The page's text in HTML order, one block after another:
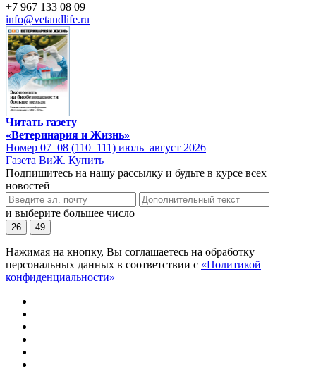
+7 967 133 08 09
info@vetandlife.ru
Читать газету
«Ветеринария и Жизнь»
Номер 07–08 (110–111) июль–август 2026
Газета ВиЖ. Купить
Подпишитесь на нашу рассылку и будьте в курсе всех
новостей
и выберите большее число
26 49
Нажимая на кнопку, Вы соглашаетесь на обработку
персональных данных в соответствии с «Политикой
конфиденциальности»